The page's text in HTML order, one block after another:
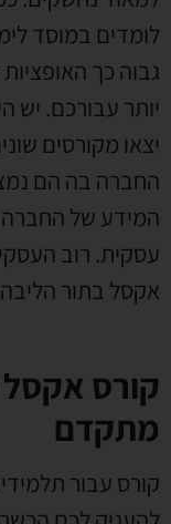
לומדים במוסד
גבוה כך
יותר עבורכם. יש
יצאו מקורסים
החברה בה הם
המידע של החברה
עסקית. רוב
אקסל בתור
קורס אקסל
מתקדם
קורס עבור